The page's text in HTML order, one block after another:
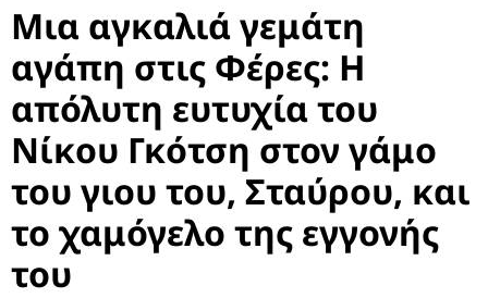
Μια αγκαλιά γεμάτη
αγάπη στις Φέρες: Η
απόλυτη ευτυχία του
Νίκου Γκότση στον γάμο
του γιου του, Σταύρου, και
το χαμόγελο της εγγονής
του